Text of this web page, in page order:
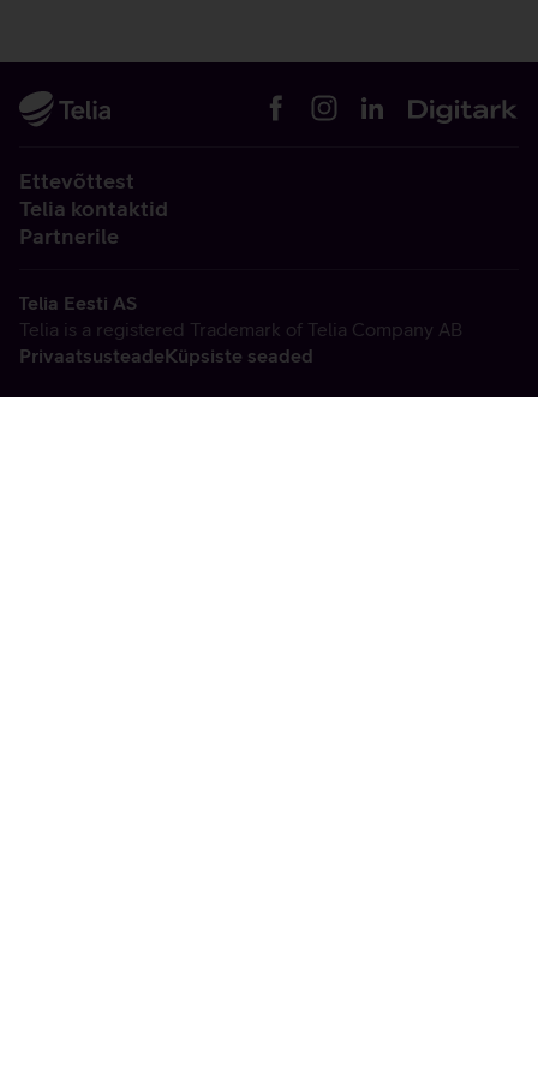
Ettevõttest
Telia kontaktid
Partnerile
Telia Eesti AS
Telia is a registered Trademark of Telia Company AB
PrivaatsusteadeKüpsiste seaded